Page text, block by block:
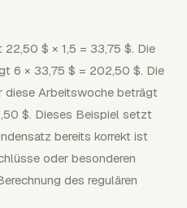
$ × 1,5 = 33,75 $. Die
6 × 33,75 $ = 202,50 $. Die
Arbeitswoche beträgt
$. Dieses Beispiel setzt
bereits korrekt ist
oder besonderen
des regulären